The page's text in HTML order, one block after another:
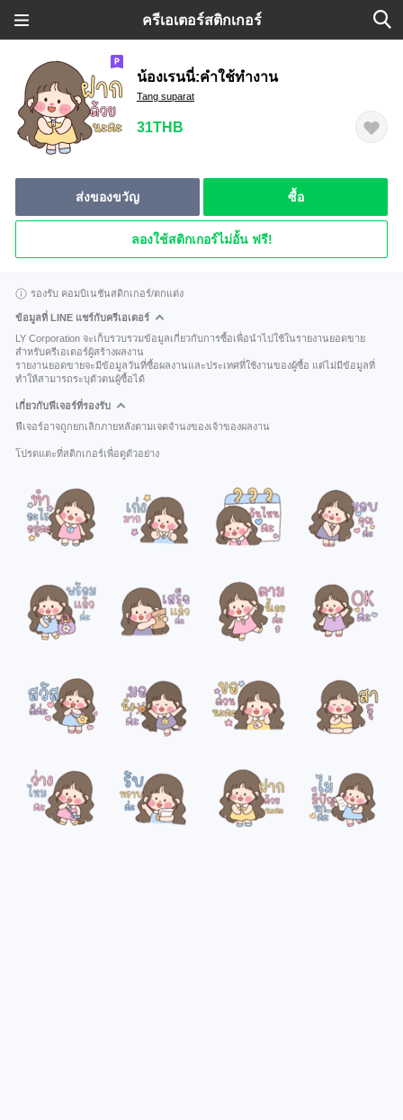
ครีเอเตอร์สติกเกอร์
น้องเรนนี่:คำใช้ทำงาน
Tang suparat
31THB
ส่งของขวัญ ซื้อ
ลองใช้สติกเกอร์ไม่อั้น ฟรี!
รองรับ คอมบิเนชันสติกเกอร์/ตกแต่ง
ข้อมูลที่ LINE แชร์กับครีเอเตอร์
LY Corporation จะเก็บรวบรวมข้อมูลเกี่ยวกับการซื้อเพื่อนำไปใช้ในรายงานยอดขาย
สำหรับครีเอเตอร์ผู้สร้างผลงาน
รายงานยอดขายจะมีข้อมูลวันที่ซื้อผลงานและประเทศที่ใช้งานของผู้ซื้อ แต่ไม่มีข้อมูลที่
ทำให้สามารถระบุตัวตนผู้ซื้อได้
เกี่ยวกับฟีเจอร์ที่รองรับ
ฟีเจอร์อาจถูกยกเลิกภายหลังตามเจตจำนงของเจ้าของผลงาน
โปรดแตะที่สติกเกอร์เพื่อดูตัวอย่าง